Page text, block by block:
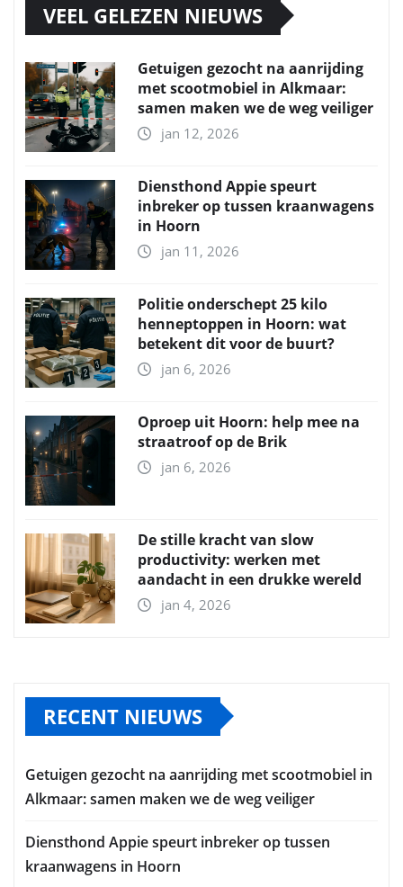
VEEL GELEZEN NIEUWS
Getuigen gezocht na aanrijding
met scootmobiel in Alkmaar:
samen maken we de weg veiliger
jan 12, 2026
Diensthond Appie speurt
inbreker op tussen kraanwagens
in Hoorn
jan 11, 2026
Politie onderschept 25 kilo
henneptoppen in Hoorn: wat
betekent dit voor de buurt?
jan 6, 2026
Oproep uit Hoorn: help mee na
straatroof op de Brik
jan 6, 2026
De stille kracht van slow
productivity: werken met
aandacht in een drukke wereld
jan 4, 2026
RECENT NIEUWS
Getuigen gezocht na aanrijding met scootmobiel in
Alkmaar: samen maken we de weg veiliger
Diensthond Appie speurt inbreker op tussen
kraanwagens in Hoorn